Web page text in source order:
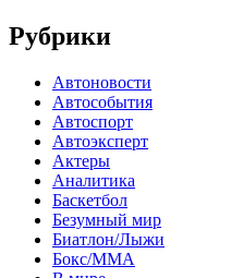
Рубрики
Автоновости
Автособытия
Автоспорт
Автоэксперт
Актеры
Аналитика
Баскетбол
Безумный мир
Биатлон/Лыжи
Бокс/MMA